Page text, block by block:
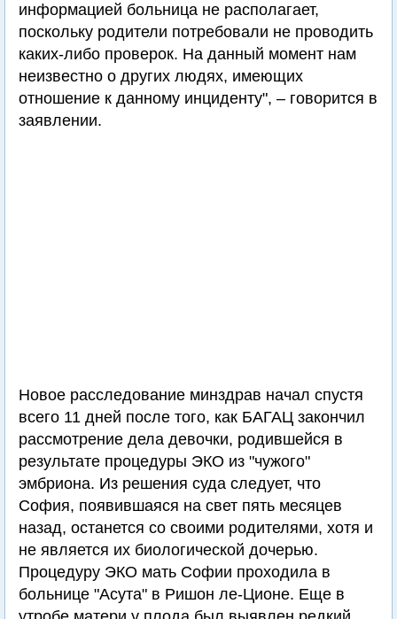
информацией больница не располагает,
поскольку родители потребовали не проводить
каких-либо проверок. На данный момент нам
неизвестно о других людях, имеющих
отношение к данному инциденту", – говорится в
заявлении.
Новое расследование минздрав начал спустя
всего 11 дней после того, как БАГАЦ закончил
рассмотрение дела девочки, родившейся в
результате процедуры ЭКО из "чужого"
эмбриона. Из решения суда следует, что
София, появившаяся на свет пять месяцев
назад, останется со своими родителями, хотя и
не является их биологической дочерью.
Процедуру ЭКО мать Софии проходила в
больнице "Асута" в Ришон ле-Ционе. Еще в